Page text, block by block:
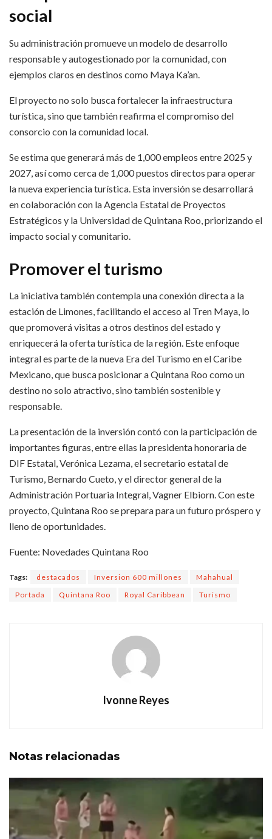
social
Su administración promueve un modelo de desarrollo
responsable y autogestionado por la comunidad, con
ejemplos claros en destinos como Maya Ka’an.
El proyecto no solo busca fortalecer la infraestructura
turística, sino que también reafirma el compromiso del
consorcio con la comunidad local.
Se estima que generará más de 1,000 empleos entre 2025 y
2027, así como cerca de 1,000 puestos directos para operar
la nueva experiencia turística. Esta inversión se desarrollará
en colaboración con la Agencia Estatal de Proyectos
Estratégicos y la Universidad de Quintana Roo, priorizando el
impacto social y comunitario.
Promover el turismo
La iniciativa también contempla una conexión directa a la
estación de Limones, facilitando el acceso al Tren Maya, lo
que promoverá visitas a otros destinos del estado y
enriquecerá la oferta turística de la región. Este enfoque
integral es parte de la nueva Era del Turismo en el Caribe
Mexicano, que busca posicionar a Quintana Roo como un
destino no solo atractivo, sino también sostenible y
responsable.
La presentación de la inversión contó con la participación de
importantes figuras, entre ellas la presidenta honoraria de
DIF Estatal, Verónica Lezama, el secretario estatal de
Turismo, Bernardo Cueto, y el director general de la
Administración Portuaria Integral, Vagner Elbiorn. Con este
proyecto, Quintana Roo se prepara para un futuro próspero y
lleno de oportunidades.
Fuente: Novedades Quintana Roo
Tags: destacados Inversion 600 millones
Mahahual
Portada
Quintana Roo Royal Caribbean Turismo
Ivonne Reyes
Notas relacionadas